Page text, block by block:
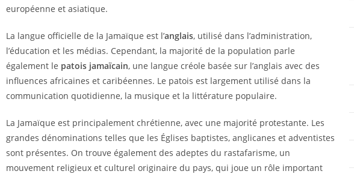
européenne et asiatique.
La langue officielle de la Jamaïque est l’anglais, utilisé dans l’administration,
l’éducation et les médias. Cependant, la majorité de la population parle
également le patois jamaïcain, une langue créole basée sur l’anglais avec des
influences africaines et caribéennes. Le patois est largement utilisé dans la
communication quotidienne, la musique et la littérature populaire.
La Jamaïque est principalement chrétienne, avec une majorité protestante. Les
grandes dénominations telles que les Églises baptistes, anglicanes et adventistes
sont présentes. On trouve également des adeptes du rastafarisme, un
mouvement religieux et culturel originaire du pays, qui joue un rôle important